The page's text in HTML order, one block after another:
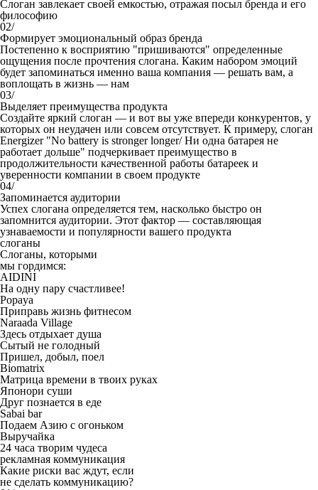
Слоган завлекает своей емкостью, отражая посыл бренда и его
философию
02/
Формирует эмоциональный образ бренда
Постепенно к восприятию "пришиваются" определенные
ощущения после прочтения слогана. Каким набором эмоций
будет запоминаться именно ваша компания — решать вам, а
воплощать в жизнь — нам
03/
Выделяет преимущества продукта
Создайте яркий слоган — и вот вы уже впереди конкурентов, у
которых он неудачен или совсем отсутствует. К примеру, слоган
Energizer "No battery is stronger longer/ Ни одна батарея не
работает дольше" подчеркивает преимущество в
продолжительности качественной работы батареек и
уверенности компании в своем продукте
04/
Запоминается аудитории
Успех слогана определяется тем, насколько быстро он
запомнится аудитории. Этот фактор — составляющая
узнаваемости и популярности вашего продукта
слоганы
Слоганы, которыми
мы гордимся:
AIDINI
На одну пару счастливее!
Popaya
Приправь жизнь фитнесом
Naraada Village
Здесь отдыхает душа
Сытый не голодный
Пришел, добыл, поел
Biomatrix
Матрица времени в твоих руках
Японори суши
Друг познается в еде
Sabai bar
Подаем Азию с огоньком
Выручайка
24 часа творим чудеса
рекламная коммуникация
Какие риски вас ждут, если
не сделать коммуникацию?